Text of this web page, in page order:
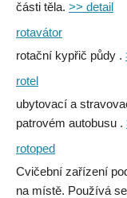
části těla. >> detail
rotavátor
rotační kypřič půdy .
rotel
ubytovací a
patrovém autobusu .
rotoped
Cvičební zařízení
na místě. Používá